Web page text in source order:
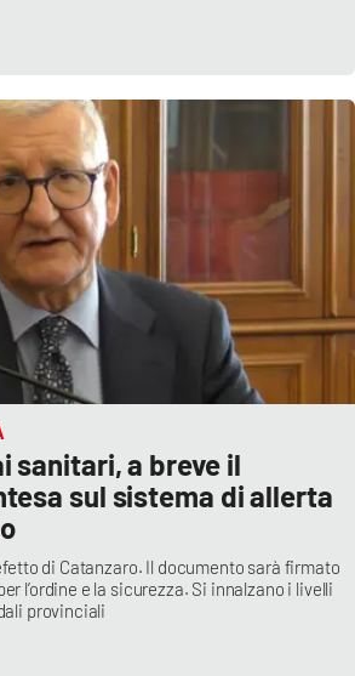
sanitari, a breve il
sul sistema di allerta
di Catanzaro. Il documento sarà firmato
l’ordine e la sicurezza. Si innalzano i livelli
provinciali